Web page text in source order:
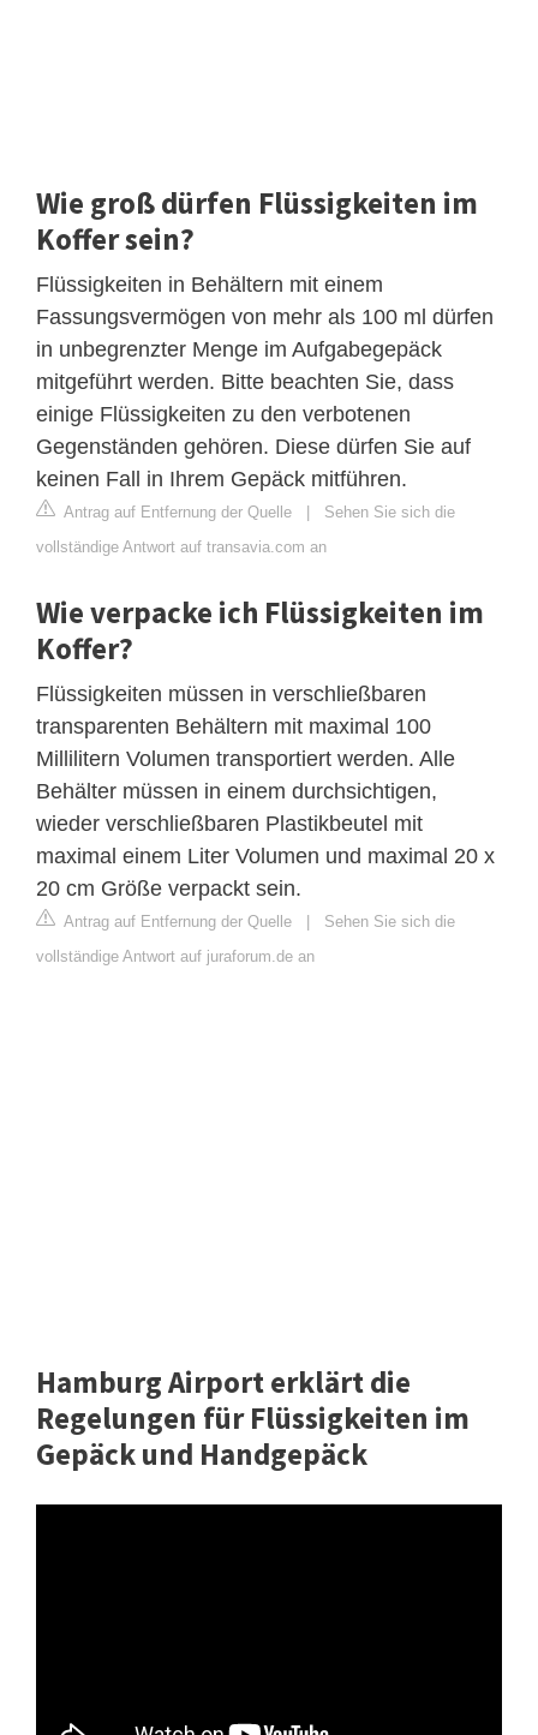
Wie groß dürfen Flüssigkeiten im
Koffer sein?
Flüssigkeiten in Behältern mit einem
Fassungsvermögen von mehr als 100 ml dürfen
in unbegrenzter Menge im Aufgabegepäck
mitgeführt werden. Bitte beachten Sie, dass
einige Flüssigkeiten zu den verbotenen
Gegenständen gehören. Diese dürfen Sie auf
keinen Fall in Ihrem Gepäck mitführen.
Antrag auf Entfernung der Quelle
Sehen Sie sich die
vollständige Antwort auf transavia.com an
Wie verpacke ich Flüssigkeiten im
Koffer?
Flüssigkeiten müssen in verschließbaren
transparenten Behältern mit maximal 100
Millilitern Volumen transportiert werden. Alle
Behälter müssen in einem durchsichtigen,
wieder verschließbaren Plastikbeutel mit
maximal einem Liter Volumen und maximal 20 x
20 cm Größe verpackt sein.
Antrag auf Entfernung der Quelle
Sehen Sie sich die
vollständige Antwort auf juraforum.de an
Hamburg Airport erklärt die
Regelungen für Flüssigkeiten im
Gepäck und Handgepäck